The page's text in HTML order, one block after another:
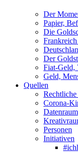
Der
Papier,
Die
Der
Fiat-Geld,
Geld,
Quellen
Corona-
Datenraum
Personen
Initiativen